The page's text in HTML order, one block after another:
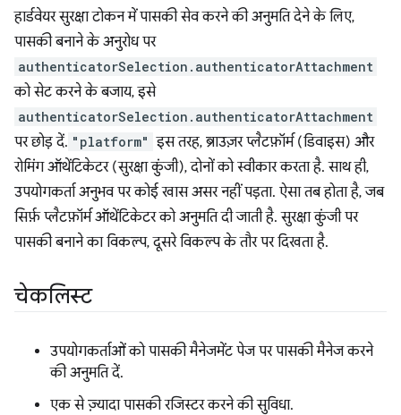
हार्डवेयर सुरक्षा टोकन में पासकी सेव करने की अनुमति देने के लिए,
पासकी बनाने के अनुरोध पर
authenticatorSelection.authenticatorAttachment
को सेट करने के बजाय, इसे
authenticatorSelection.authenticatorAttachment
पर छोड़ दें. "platform" इस तरह, ब्राउज़र प्लैटफ़ॉर्म (डिवाइस) और
रोमिंग ऑथेंटिकेटर (सुरक्षा कुंजी), दोनों को स्वीकार करता है. साथ ही,
उपयोगकर्ता अनुभव पर कोई खास असर नहीं पड़ता. ऐसा तब होता है, जब
सिर्फ़ प्लैटफ़ॉर्म ऑथेंटिकेटर को अनुमति दी जाती है. सुरक्षा कुंजी पर
पासकी बनाने का विकल्प, दूसरे विकल्प के तौर पर दिखता है.
चेकलिस्ट
उपयोगकर्ताओं को पासकी मैनेजमेंट पेज पर पासकी मैनेज करने
की अनुमति दें.
एक से ज़्यादा पासकी रजिस्टर करने की सुविधा.